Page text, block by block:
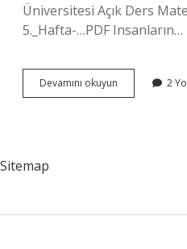
Üniversitesi Açık Ders
5._Hafta-…PDF Insanların…
Devamını okuyun
Gelişim
2
Sitemap